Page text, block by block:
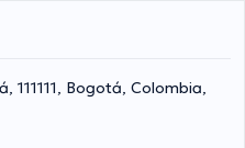
111111, Bogotá, Colombia,